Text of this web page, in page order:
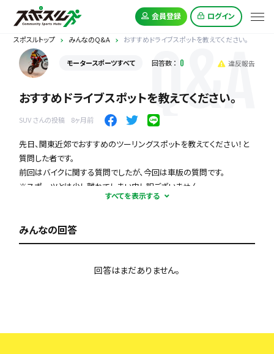
会員登録 ログイン
スポスルトップ みんなのQ&A おすすめドライブスポットを教えてください。
Q&A
モータースポーツすべて 回答数 ： 0 違反報告
おすすめドライブスポットを教えてください。
SUV さんの投稿 8ヶ月前
先日、関東近郊でおすすめのツーリングスポットを教えてください！と
質問した者です。
前回はバイクに関する質問でしたが、今回は車版の質問です。
※スポーツとは少し離れてしまい申し訳ございません。
しています。
みんなの回答
回答はまだありません。